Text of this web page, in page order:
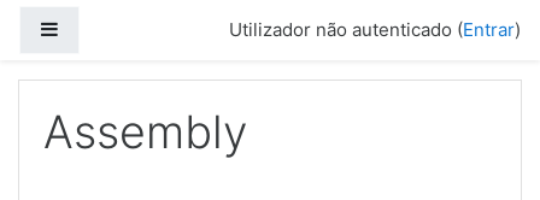
Utilizador não autenticado (Entrar)
Assembly